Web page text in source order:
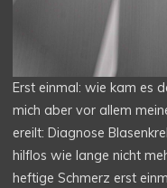
Erst einmal: wie kam es
mich aber vor allem
ereilt: Diagnose
hilflos wie lange nicht
heftige Schmerz erst